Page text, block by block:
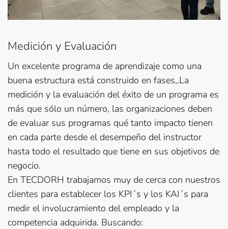
Medición y Evaluación
Un excelente programa de aprendizaje como una
buena estructura está construido en fases,.La
medición y la evaluación del éxito de un programa es
más que sólo un número, las organizaciones deben
de evaluar sus programas qué tanto impacto tienen
en cada parte desde el desempeño del instructor
hasta todo el resultado que tiene en sus objetivos de
negocio.
En TECDORH trabajamos muy de cerca con nuestros
clientes para establecer los KPI´s y los KAI´s para
medir el involucramiento del empleado y la
competencia adquirida. Buscando: